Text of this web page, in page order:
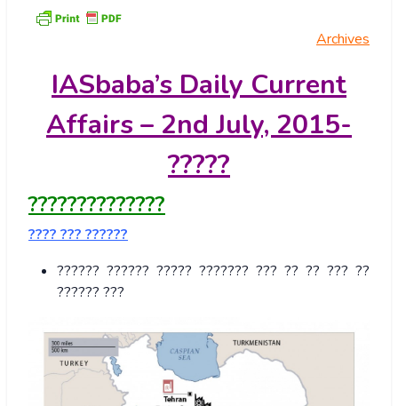
Archives
IASbaba’s Daily Current
Affairs – 2nd July, 2015-
?????
??????????????
???? ??? ??????
?????? ?????? ????? ??????? ??? ?? ?? ??? ??
?????? ???